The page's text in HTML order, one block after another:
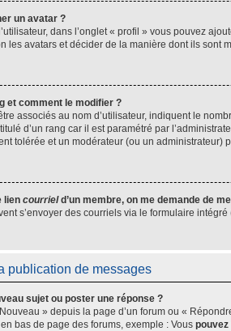
un avatar ?
dans l’onglet « profil » vous pouvez
les avatars et décider de la manière dont ils sont
et comment le modifier ?
associés au nom d’utilisateur, indiquent le
d’un rang car il est paramétré par
tolérée et un modérateur (ou un administrateur)
lien courrield’un membre, on me demande de
s’envoyer des courriels via le formulaire
publication de messages
sujet ou poster une réponse ?
» depuis la page d’un forum ou «
bas de page des forums, exemple : Vous pouvez